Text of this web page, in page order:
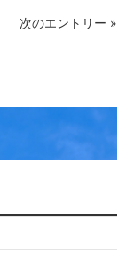
次のエントリー »